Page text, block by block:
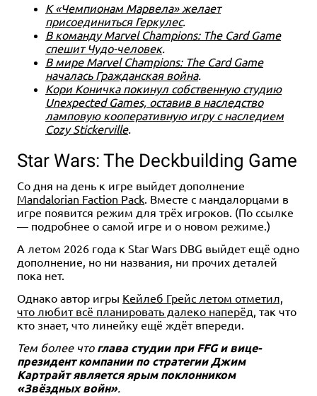
К «Чемпионам Марвела» желает
присоединиться Геркулес.
В команду Marvel Champions: The Card Game
спешит Чудо-человек.
В мире Marvel Champions: The Card Game
началась Гражданская война.
Кори Коничка покинул собственную студию
Unexpected Games, оставив в наследство
ламповую кооперативную игру с наследием
Cozy Stickerville.
Star Wars: The Deckbuilding Game
Со дня на день к игре выйдет дополнение
Mandalorian Faction Pack . Вместе с мандалорцами в
игре появится режим для трёх игроков. (По ссылке
— подробнее о самой игре и о новом режиме.)
А летом 2026 года к Star Wars DBG выйдет ещё одно
дополнение, но ни названия, ни прочих деталей
пока нет.
Однако автор игры Кейлеб Грейс летом отметил,
что любит всё планировать далеко наперёд , так что
кто знает, что линейку ещё ждёт впереди.
Тем более что глава студии при FFG и вице-
президент компании по стратегии Джим
Картрайт является ярым поклонником
«Звёздных войн».